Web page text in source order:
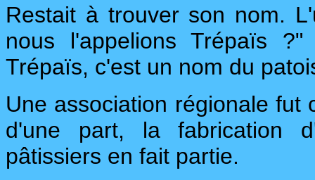
Restait à trouver son nom.
nous l'appelions Trépaïs
Trépaïs, c'est un nom du
Une association régionale
d'une part, la fabrication
pâtissiers en fait partie.